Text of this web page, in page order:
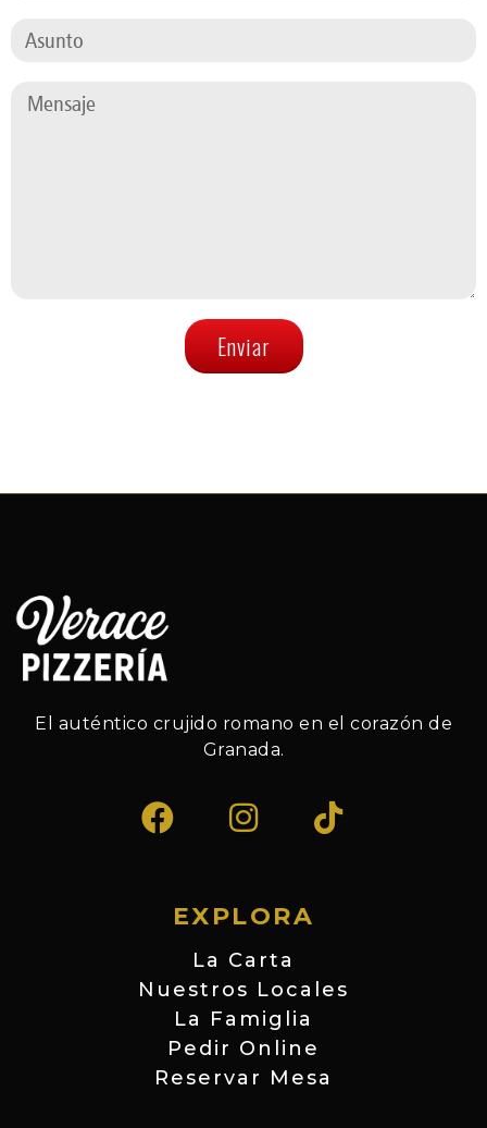
Enviar
El auténtico crujido romano en el corazón de
Granada.
EXPLORA
La Carta
Nuestros Locales
La Famiglia
Pedir Online
Reservar Mesa